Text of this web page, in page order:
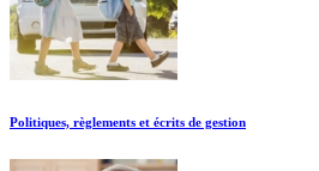
Politiques, règlements et écrits de gestion